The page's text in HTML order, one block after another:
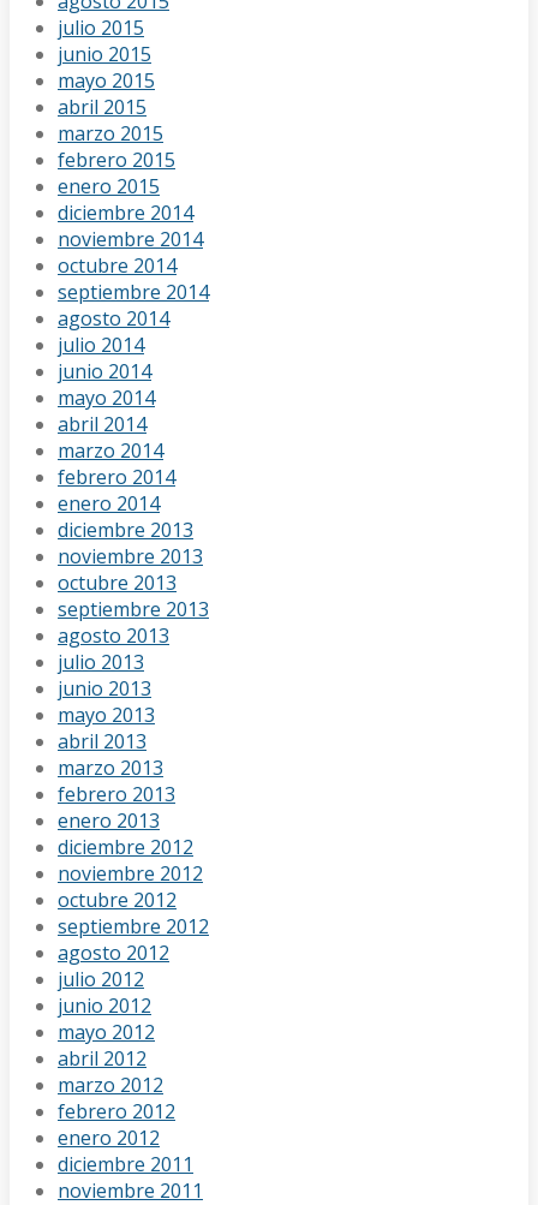
julio 2015
junio 2015
mayo 2015
abril 2015
marzo 2015
febrero 2015
enero 2015
diciembre 2014
noviembre 2014
octubre 2014
septiembre 2014
agosto 2014
julio 2014
junio 2014
mayo 2014
abril 2014
marzo 2014
febrero 2014
enero 2014
diciembre 2013
noviembre 2013
octubre 2013
septiembre 2013
agosto 2013
julio 2013
junio 2013
mayo 2013
abril 2013
marzo 2013
febrero 2013
enero 2013
diciembre 2012
noviembre 2012
octubre 2012
septiembre 2012
agosto 2012
julio 2012
junio 2012
mayo 2012
abril 2012
marzo 2012
febrero 2012
enero 2012
diciembre 2011
noviembre 2011